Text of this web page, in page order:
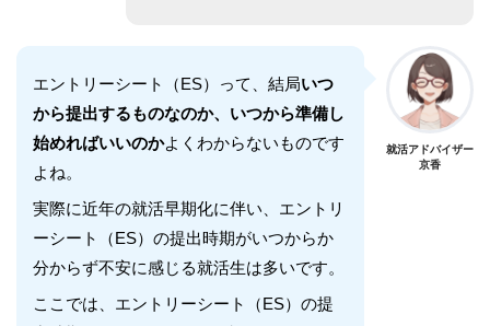
エントリーシート（ES）って、結局いつ
から提出するものなのか、いつから準備し
始めればいいのかよくわからないものです
よね。
実際に近年の就活早期化に伴い、エントリ
ーシート（ES）の提出時期がいつからか
分からず不安に感じる就活生は多いです。
ここでは、エントリーシート（ES）の提
就活アドバイザー
京香